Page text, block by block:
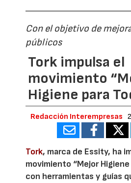
Con el objetivo de
públicos
Tork impulsa el
movimiento
Higiene para
Redacción Interempresas
Tork, marca de Essity, ha
movimiento “Mejor Higiene
con herramientas y guías